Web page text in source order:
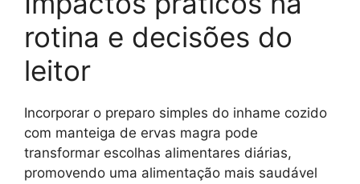
rotina e decisões do
leitor
Incorporar o preparo simples do inhame cozido
com manteiga de ervas magra pode
transformar escolhas alimentares diárias,
promovendo uma alimentação mais saudável